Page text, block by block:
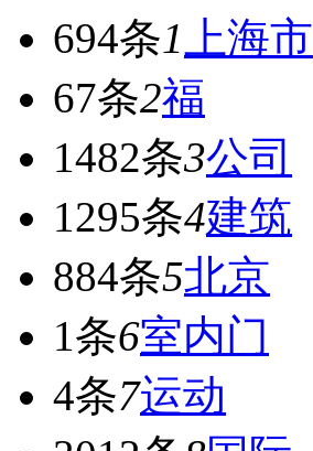
694条1 上海市
67条2福
1482条3公司
1295条4建筑
884条5北京
1条6室内门
4条7运动